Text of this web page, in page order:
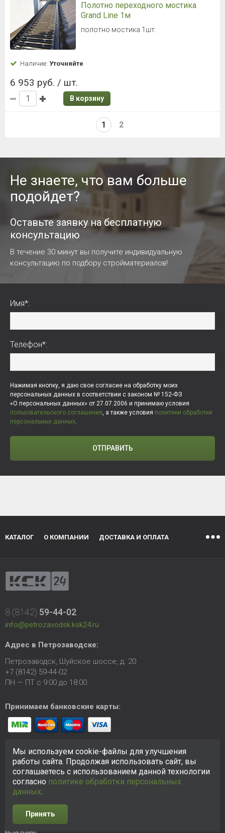
Полотно переходного мостика
Grand Line 1м
полотно мостика 1шт.
Наличие: Уточняйте
6 953 руб. / шт.
В корзину
1 2
Не знаете, что вам больше
подойдет?
Оставьте заявку на бесплатную
консультацию
В течение 30 минут вы получите индивидуальную
консультацию по подбору стройматериалов!
Имя*:
Телефон*:
Нажимая кнопку, я даю свое согласие на обработку моих
персональных данных в соответствии с законом № 152-ФЗ
«О персональных данных» от 27.07.2006 и принимаю условия
пользовательского соглашения, а также условия политики обработки
персональных данных.
ОТПРАВИТЬ
КАТАЛОГ О КОМПАНИИ ДОСТАВКА И ОПЛАТА
8 (8142) 59-44-02
info@petrozavodsk.ksk24.ru
Адрес в Петрозаводске:
Петрозаводск, Шуйское шоссе, д. 20
+7 (8142) 59-44-02
ПН — ПТ с 9:00 до 18:00
Принимаем банковские карты:
© 2005-2026 ООО «КСК». Сайтhttps://petrozavodsk.ksk24.ru
создан исключительно в информационных целях и любая
информация на сайте не является публичной офертой.
Политика в отношении персональных данных
Мы используем cookie-файлы для улучшения
работы сайта. Продолжая использовать сайт, вы
соглашаетесь с использованием данной технологии
согласно политике обработки персональных
данных.
Принять